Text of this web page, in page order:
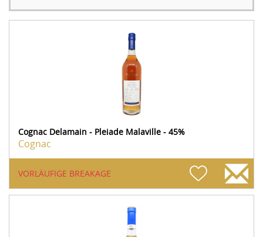
Cognac Delamain - Pleiade Malaville - 45%
Cognac
VORLÄUFIGE BREAKAGE